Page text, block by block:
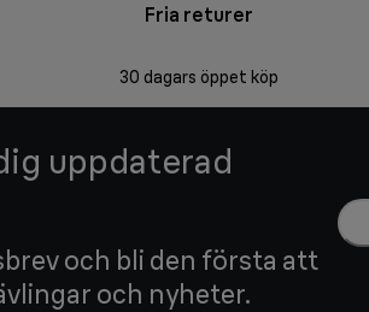
Fria returer
30 dagars öppet köp
uppdaterad
och bli den första att
och nyheter.